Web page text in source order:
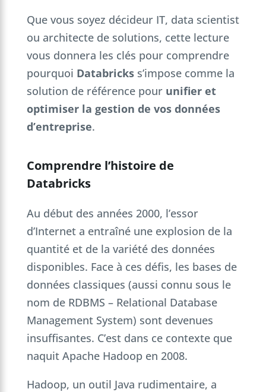
Que vous soyez décideur IT, data scientist
ou architecte de solutions, cette lecture
vous donnera les clés pour comprendre
pourquoi Databrickss’impose comme la
solution de référence pour unifier et
optimiser la gestion de vos données
d’entreprise.
Comprendre l’histoire de
Databricks
Au début des années 2000, l’essor
d’Internet a entraîné une explosion de la
quantité et de la variété des données
disponibles. Face à ces défis, les bases de
données classiques (aussi connu sous le
nom de RDBMS – Relational Database
Management System) sont devenues
insuffisantes. C’est dans ce contexte que
naquit Apache Hadoop en 2008.
Hadoop, un outil Java rudimentaire, a